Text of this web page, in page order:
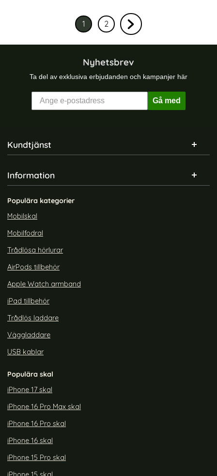
Nuvarande sida, sidan
1
av 2
Gå till sidan
2
av 2
Gå till nästa sida sidan
Nyhetsbrev
Ta del av exklusiva erbjudanden och kampanjer här
Gå med
Sidfot Blandad info och länkar
Kundtjänst
Information
Populära kategorier
Mobilskal
Mobilfodral
Trådlösa hörlurar
AirPods tillbehör
Apple Watch armband
iPad tillbehör
Trådlös laddare
Väggladdare
USB kablar
Populära skal
iPhone 17 skal
iPhone 16 Pro Max skal
iPhone 16 Pro skal
iPhone 16 skal
iPhone 15 Pro skal